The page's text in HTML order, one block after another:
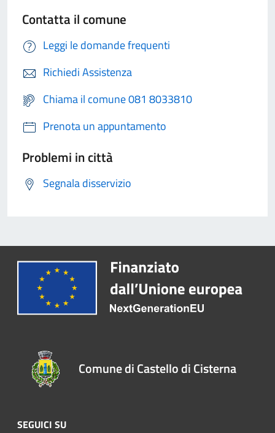
Contatta il comune
Leggi le domande frequenti
Richiedi Assistenza
Chiama il comune 081 8033810
Prenota un appuntamento
Problemi in città
Segnala disservizio
Comune di Castello di Cisterna
SEGUICI SU